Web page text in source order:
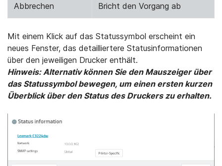
Abbrechen Bricht den Vorgang ab
Mit einem Klick auf das Statussymbol erscheint ein
neues Fenster, das detailliertere Statusinformationen
über den jeweiligen Drucker enthält.
Hinweis: Alternativ können Sie den Mauszeiger über
das Statussymbol bewegen, um einen ersten kurzen
Überblick über den Status des Druckers zu erhalten.